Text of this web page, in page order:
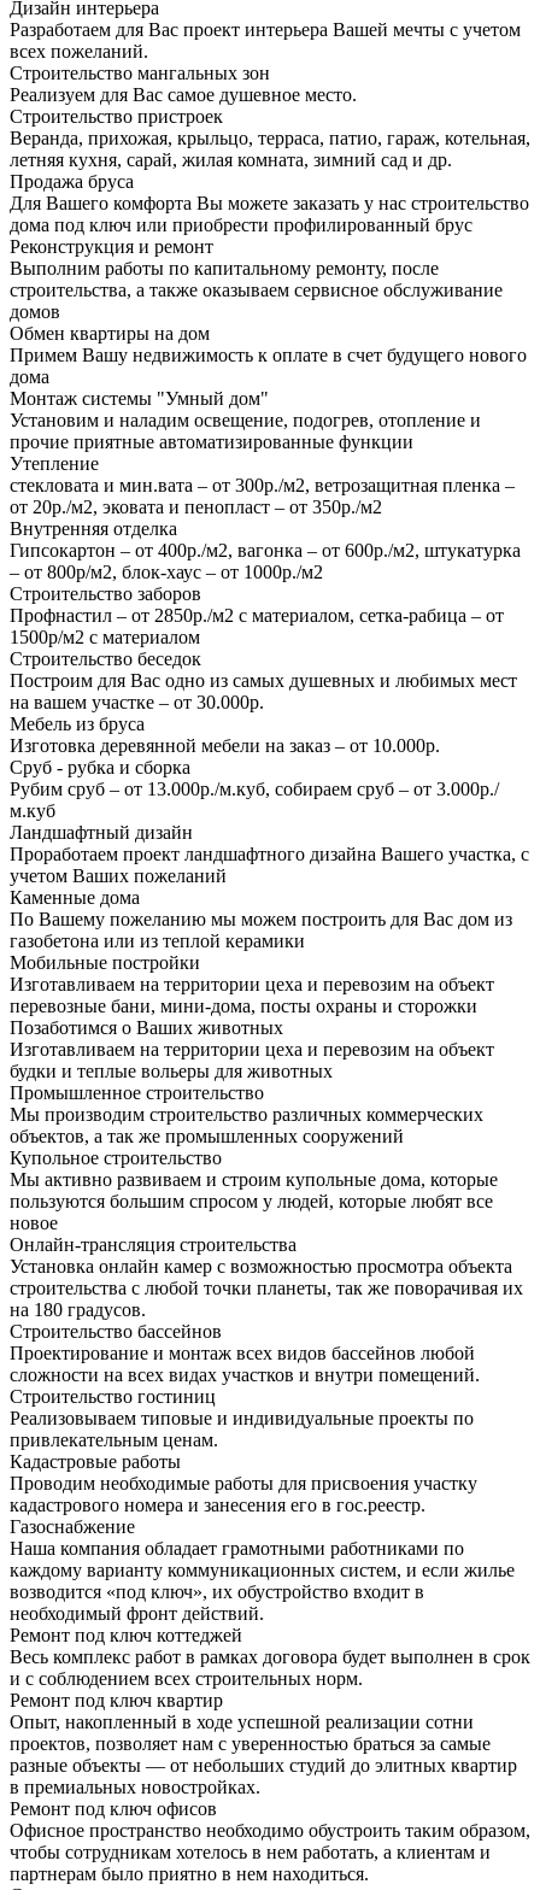
Дизайн интерьера
Разработаем для Вас проект интерьера Вашей мечты с учетом
всех пожеланий.
Строительство мангальных зон
Реализуем для Вас самое душевное место.
Строительство пристроек
Веранда, прихожая, крыльцо, терраса, патио, гараж, котельная,
летняя кухня, сарай, жилая комната, зимний сад и др.
Продажа бруса
Для Вашего комфорта Вы можете заказать у нас строительство
дома под ключ или приобрести профилированный брус
Реконструкция и ремонт
Выполним работы по капитальному ремонту, после
строительства, а также оказываем сервисное обслуживание
домов
Обмен квартиры на дом
Примем Вашу недвижимость к оплате в счет будущего нового
дома
Монтаж системы "Умный дом"
Установим и наладим освещение, подогрев, отопление и
прочие приятные автоматизированные функции
Утепление
стекловата и мин.вата – от 300р./м2, ветрозащитная пленка –
от 20р./м2, эковата и пенопласт – от 350р./м2
Внутренняя отделка
Гипсокартон – от 400р./м2, вагонка – от 600р./м2, штукатурка
– от 800р/м2, блок-хаус – от 1000р./м2
Строительство заборов
Профнастил – от 2850р./м2 с материалом, сетка-рабица – от
1500р/м2 с материалом
Строительство беседок
Построим для Вас одно из самых душевных и любимых мест
на вашем участке – от 30.000р.
Мебель из бруса
Изготовка деревянной мебели на заказ – от 10.000р.
Сруб - рубка и сборка
Рубим сруб – от 13.000р./м.куб, собираем сруб – от 3.000р./
м.куб
Ландшафтный дизайн
Проработаем проект ландшафтного дизайна Вашего участка, с
учетом Ваших пожеланий
Каменные дома
По Вашему пожеланию мы можем построить для Вас дом из
газобетона или из теплой керамики
Мобильные постройки
Изготавливаем на территории цеха и перевозим на объект
перевозные бани, мини-дома, посты охраны и сторожки
Позаботимся о Ваших животных
Изготавливаем на территории цеха и перевозим на объект
будки и теплые вольеры для животных
Промышленное строительство
Мы производим строительство различных коммерческих
объектов, а так же промышленных сооружений
Купольное строительство
Мы активно развиваем и строим купольные дома, которые
пользуются большим спросом у людей, которые любят все
новое
Онлайн-трансляция строительства
Установка онлайн камер с возможностью просмотра объекта
строительства с любой точки планеты, так же поворачивая их
на 180 градусов.
Строительство бассейнов
Проектирование и монтаж всех видов бассейнов любой
сложности на всех видах участков и внутри помещений.
Строительство гостиниц
Реализовываем типовые и индивидуальные проекты по
привлекательным ценам.
Кадастровые работы
Проводим необходимые работы для присвоения участку
кадастрового номера и занесения его в гос.реестр.
Газоснабжение
Наша компания обладает грамотными работниками по
каждому варианту коммуникационных систем, и если жилье
возводится «под ключ», их обустройство входит в
необходимый фронт действий.
Ремонт под ключ коттеджей
Весь комплекс работ в рамках договора будет выполнен в срок
и с соблюдением всех строительных норм.
Ремонт под ключ квартир
Опыт, накопленный в ходе успешной реализации сотни
проектов, позволяет нам с уверенностью браться за самые
разные объекты — от небольших студий до элитных квартир
в премиальных новостройках.
Ремонт под ключ офисов
Офисное пространство необходимо обустроить таким образом,
чтобы сотрудникам хотелось в нем работать, а клиентам и
партнерам было приятно в нем находиться.